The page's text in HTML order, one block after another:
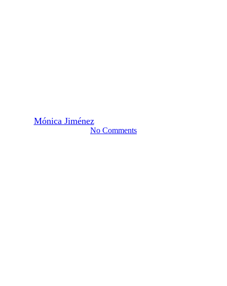
Mónica Jiménez22 de junio de 2026
No Comments